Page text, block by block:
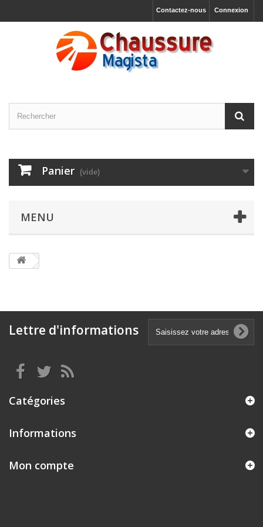
Connexion
Contactez-nous
Panier (vide)
MENU
Lettre d'informations
Catégories
Informations
Mon compte